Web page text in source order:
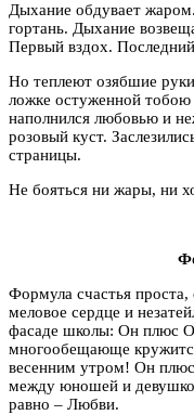
Дыхание обдувает
гортань. Дыхание
Первый вздох.
Но теплеют озябшие
ложке остуженной
наполнился любовью и
розовый куст.
страницы.
Не бояться ни жары, ни
Формула счастья проста,
меловое сердце и
фасаде школы: Он плюс
многообещающе
весенним утром! Он
между юношей и
равно – Любви.